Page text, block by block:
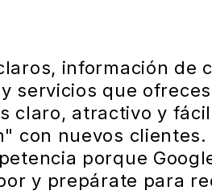
información de
servicios que
claro, atractivo y
con nuevos clientes.
porque
y prepárate para